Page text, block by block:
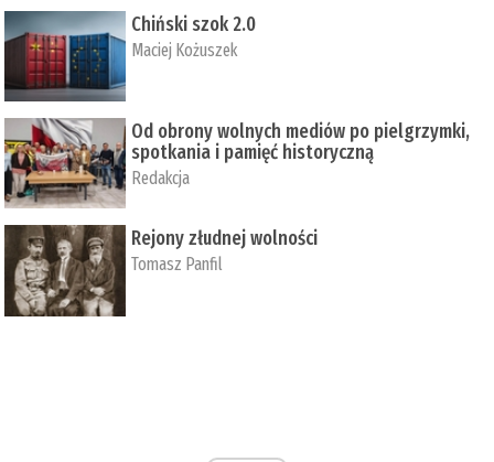
Chiński szok 2.0
Maciej Kożuszek
Od obrony wolnych mediów po pielgrzymki,
spotkania i pamięć historyczną
Redakcja
Rejony złudnej wolności
Tomasz Panfil